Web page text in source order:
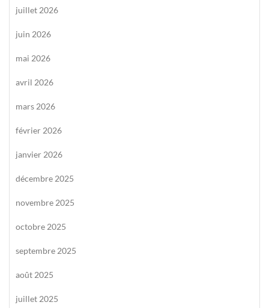
juillet 2026
juin 2026
mai 2026
avril 2026
mars 2026
février 2026
janvier 2026
décembre 2025
novembre 2025
octobre 2025
septembre 2025
août 2025
juillet 2025